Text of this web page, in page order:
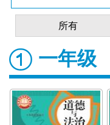
所有
一年级